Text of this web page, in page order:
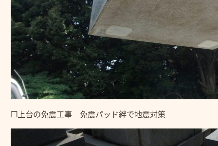
❒上台の免震工事 免震パッド絆で地震対策